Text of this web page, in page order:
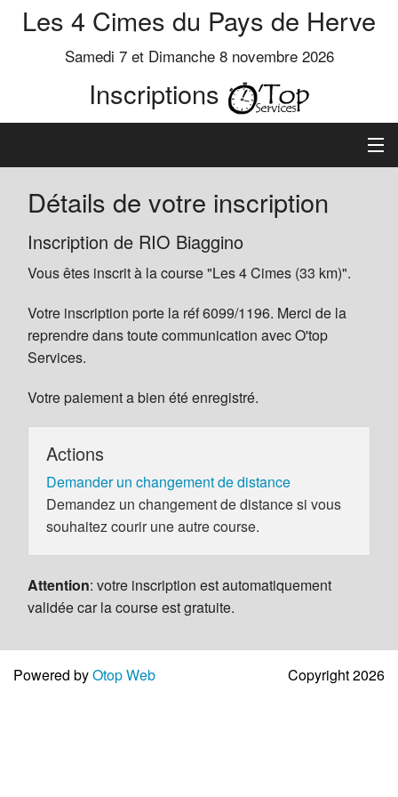
Les 4 Cimes du Pays de Herve
Samedi 7 et Dimanche 8 novembre 2026
Inscriptions
Inscription
Préinscrits
Informations
Détails de votre inscription
Inscription de RIO Biaggino
Vous êtes inscrit à la course "Les 4 Cimes (33 km)".
Votre inscription porte la réf 6099/1196. Merci de la
reprendre dans toute communication avec O'top
Services.
Votre paiement a bien été enregistré.
Actions
Demander un changement de distance
Demandez un changement de distance si vous
souhaitez courir une autre course.
Attention: votre inscription est automatiquement
validée car la course est gratuite.
Powered byOtop Web Copyright 2026